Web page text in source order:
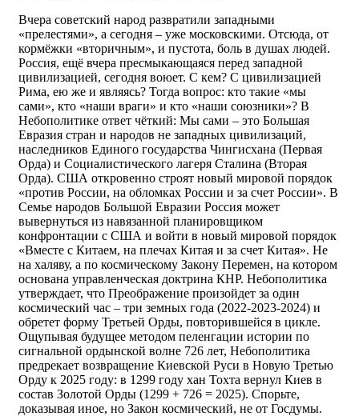
Вчера советский народ развратили западными
«прелестями», а сегодня – уже московскими. Отсюда, от
кормёжки «вторичным», и пустота, боль в душах людей.
Россия, ещё вчера пресмыкающаяся перед западной
цивилизацией, сегодня воюет. С кем? С цивилизацией
Рима, ею же и являясь? Тогда вопрос: кто такие «мы
сами», кто «наши враги» и кто «наши союзники»? В
Небополитике ответ чёткий: Мы сами – это Большая
Евразия стран и народов не западных цивилизаций,
наследников Единого государства Чингисхана (Первая
Орда) и Социалистического лагеря Сталина (Вторая
Орда). США откровенно строят новый мировой порядок
«против России, на обломках России и за счет России». В
Семье народов Большой Евразии Россия может
вывернуться из навязанной планировщиком
конфронтации с США и войти в новый мировой порядок
«Вместе с Китаем, на плечах Китая и за счет Китая». Не
на халяву, а по космическому Закону Перемен, на котором
основана управленческая доктрина КНР. Небополитика
утверждает, что Преображение произойдет за один
космический час – три земных года (2022-2023-2024) и
обретет форму Третьей Орды, повторившейся в цикле.
Ощупывая будущее методом пеленгации истории по
сигнальной ордынской волне 726 лет, Небополитика
предрекает возвращение Киевской Руси в Новую Третью
Орду к 2025 году: в 1299 году хан Тохта вернул Киев в
состав Золотой Орды (1299 + 726 = 2025). Спорьте,
доказывая иное, но Закон космический, не от Госдумы.